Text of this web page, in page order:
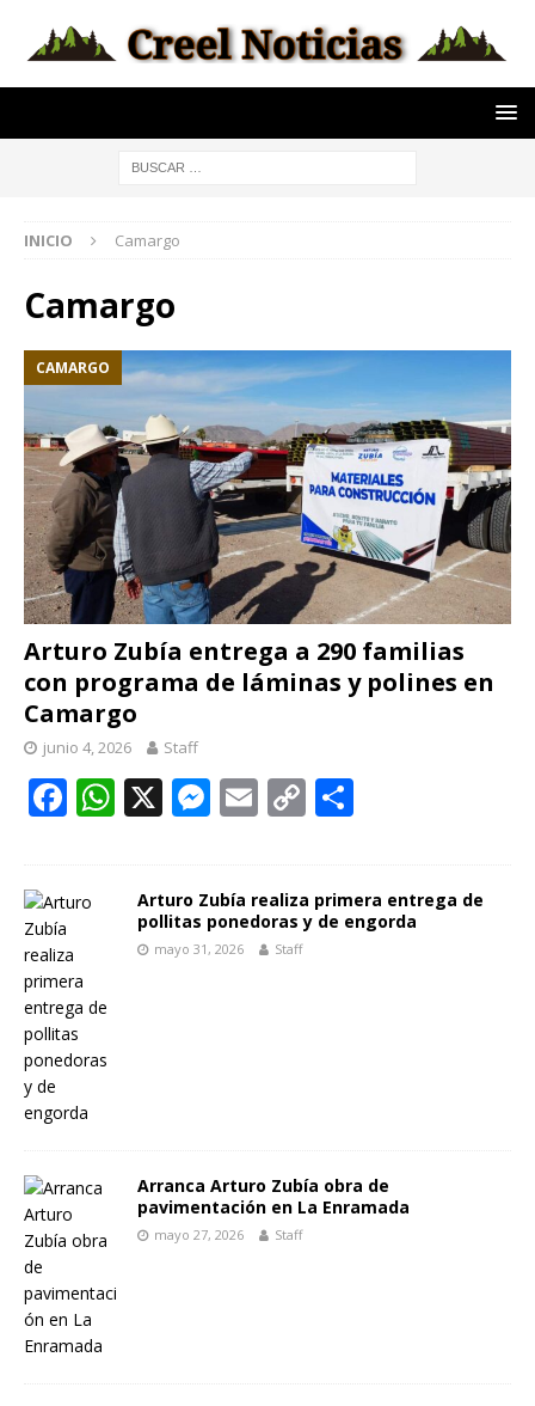
INICIO Camargo
Camargo
CAMARGO
Arturo Zubía entrega a 290 familias
con programa de láminas y polines en
Camargo
junio 4, 2026 Staff
F
b
o
o
k
W
A
X M
e
n
E
l
C
y p
Arturo Zubía realiza primera entrega de
pollitas ponedoras y de engorda
mayo 31, 2026 Staff
Arranca Arturo Zubía obra de
pavimentación en La Enramada
mayo 27, 2026 Staff